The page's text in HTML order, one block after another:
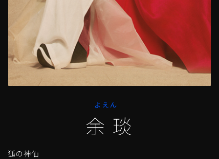
よえん
余琰
狐の神仙